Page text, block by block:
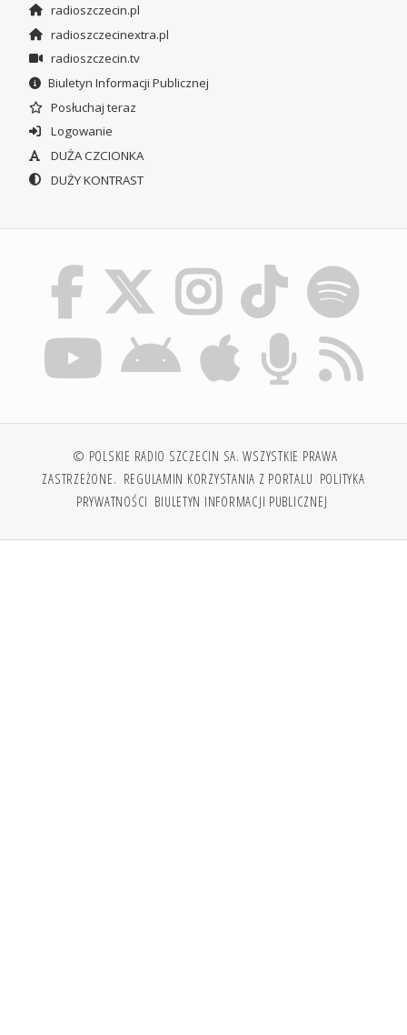
radioszczecin.pl
radioszczecinextra.pl
radioszczecin.tv
Biuletyn Informacji Publicznej
Posłuchaj teraz
Logowanie
DUŻA CZCIONKA
DUŻY KONTRAST
© POLSKIE RADIO SZCZECIN SA. WSZYSTKIE PRAWA
ZASTRZEŻONE. REGULAMIN KORZYSTANIA Z PORTALU POLITYKA
PRYWATNOŚCI BIULETYN INFORMACJI PUBLICZNEJ